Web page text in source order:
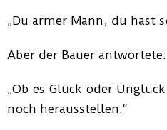
„Du armer Mann, du hast
Aber der Bauer antwortete:
„Ob es Glück oder
noch herausstellen.“